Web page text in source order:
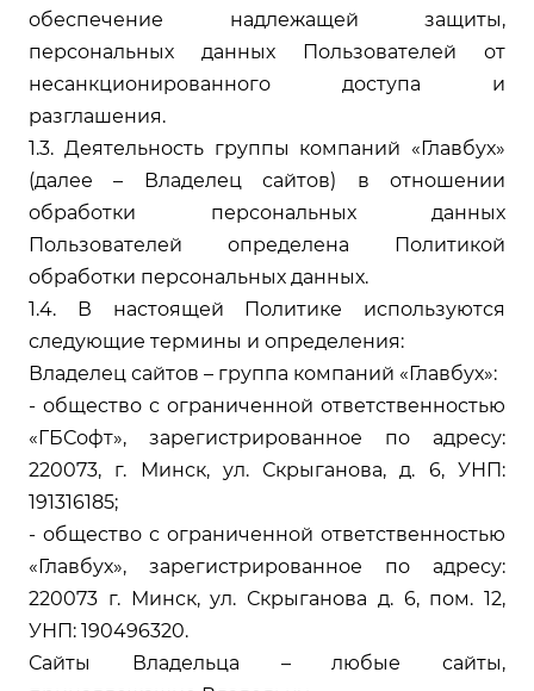
обеспечение надлежащей защиты,
персональных данных Пользователей от
несанкционированного доступа и
разглашения.
1.3. Деятельность группы компаний «Главбух»
(далее – Владелец сайтов) в отношении
обработки персональных данных
Пользователей определена Политикой
обработки персональных данных.
1.4. В настоящей Политике используются
следующие термины и определения:
Владелец сайтов – группа компаний «Главбух»:
- общество с ограниченной ответственностью
«ГБСофт», зарегистрированное по адресу:
220073, г. Минск, ул. Скрыганова, д. 6, УНП:
191316185;
- общество с ограниченной ответственностью
«Главбух», зарегистрированное по адресу:
220073 г. Минск, ул. Скрыганова д. 6, пом. 12,
УНП: 190496320.
Сайты Владельца – любые сайты,